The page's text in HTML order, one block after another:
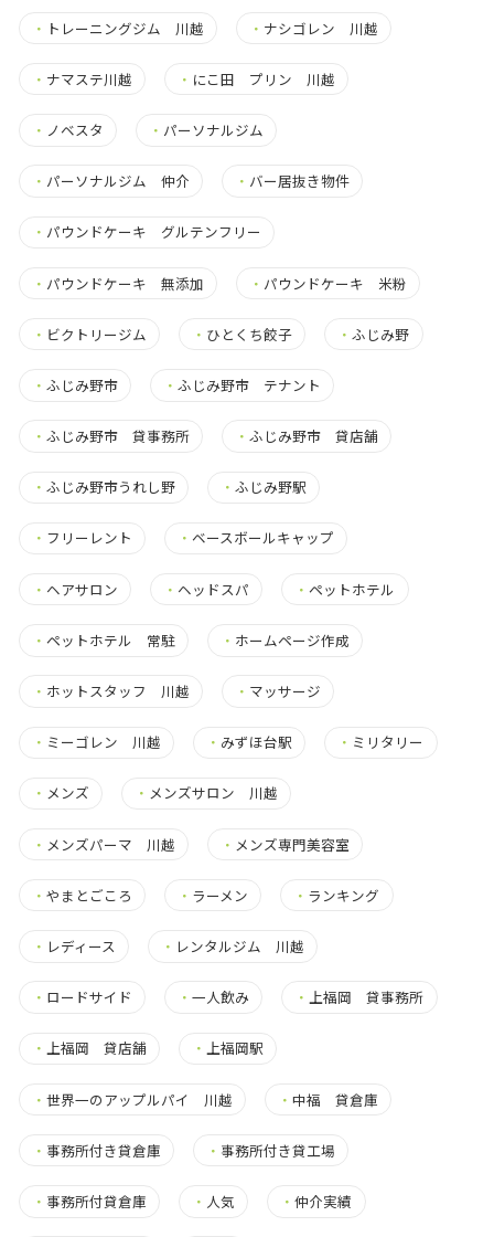
・ トレーニングジム 川越 ・ ナシゴレン 川越
・ ナマステ川越 ・ にこ田 プリン 川越
・ ノベスタ ・ パーソナルジム
・ パーソナルジム 仲介 ・ バー居抜き物件
・ パウンドケーキ グルテンフリー
・ パウンドケーキ 無添加 ・ パウンドケーキ 米粉
・ ビクトリージム ・ ひとくち餃子 ・ふじみ野
・ ふじみ野市 ・ふじみ野市 テナント
・ ふじみ野市 貸事務所 ・ふじみ野市 貸店舗
・ ふじみ野市うれし野 ・ふじみ野駅
・ フリーレント ・ ベースボールキャップ
・ ヘアサロン ・ ヘッドスパ ・ペットホテル
・ ペットホテル 常駐 ・ ホームページ作成
・ ホットスタッフ 川越 ・ マッサージ
・ ミーゴレン 川越 ・ みずほ台駅 ・ ミリタリー
・ メンズ ・ メンズサロン 川越
・ メンズパーマ 川越 ・ メンズ専門美容室
・ やまとごころ ・ ラーメン ・ ランキング
・ レディース ・ レンタルジム 川越
・ ロードサイド ・一人飲み ・上福岡 貸事務所
・ 上福岡 貸店舗 ・上福岡駅
・ 世界一のアップルパイ 川越 ・中福 貸倉庫
・ 事務所付き貸倉庫 ・ 事務所付き貸工場
・ 事務所付貸倉庫 ・ 人気 ・仲介実績